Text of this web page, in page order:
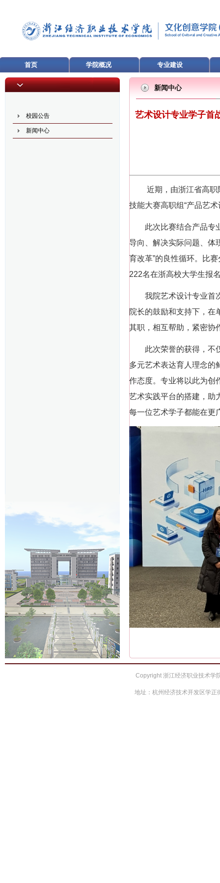
首页 学院概况 专业建设
校园公告
新闻中心
新闻中心
艺术设计专业学子首
近期，由浙江省高职院
技能大赛高职组“产品艺
此次比赛结合产品专业
导向、解决实际问题、体
育改革”的良性循环。比
222名在浙高校大学生报
我院艺术设计专业首次
院长的鼓励和支持下，在
其职，相互帮助，紧密协
此次荣誉的获得，不仅
多元艺术表达育人理念的
作态度。专业将以此为创
艺术实践平台的搭建，助
每一位艺术学子都能在更
Copyright 浙江经济职业技术学
地址：杭州经济技术开发区学